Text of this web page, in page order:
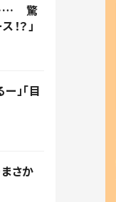
…… 驚
？」
」「目
さか